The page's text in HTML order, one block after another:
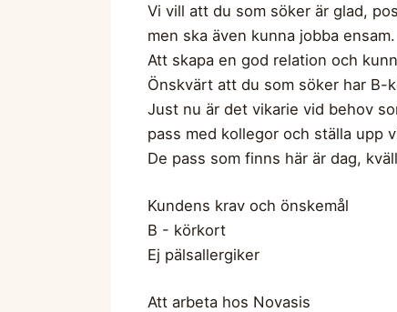
Vi vill att du som söker är glad,
men ska även kunna jobba ensam.
Att skapa en god relation och
Önskvärt att du som söker har B-
Just nu är det vikarie vid behov
pass med kollegor och ställa upp
De pass som finns här är dag,
Kundens krav och önskemål
B - körkort
Ej pälsallergiker
Att arbeta hos Novasis